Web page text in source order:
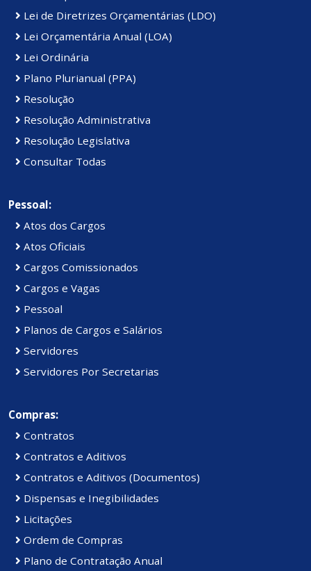
Lei de Diretrizes Orçamentárias (LDO)
Lei Orçamentária Anual (LOA)
Lei Ordinária
Plano Plurianual (PPA)
Resolução
Resolução Administrativa
Resolução Legislativa
Consultar Todas
Pessoal:
Atos dos Cargos
Atos Oficiais
Cargos Comissionados
Cargos e Vagas
Pessoal
Planos de Cargos e Salários
Servidores
Servidores Por Secretarias
Compras:
Contratos
Contratos e Aditivos
Contratos e Aditivos (Documentos)
Dispensas e Inegibilidades
Licitações
Ordem de Compras
Plano de Contratação Anual